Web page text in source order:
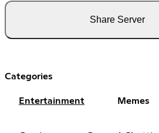
Share Server
Categories
Entertainment Memes